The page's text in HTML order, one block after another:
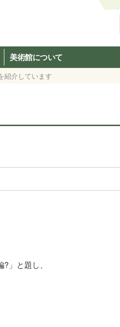
美術館について
紹介しています
」と題し、